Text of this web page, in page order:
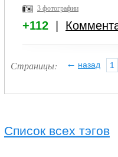
3 фотографии
+112
Страницы: назад
← 1
Список всех тэгов